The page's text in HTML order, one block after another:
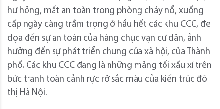
hư hỏng, mất an toàn trong phòng cháy nổ, xuống
cấp ngày càng trầm trọng ở hầu hết các khu CCC, đe
dọa đến sự an toàn của hàng chục vạn cư dân, ảnh
hưởng đến sự phát triển chung của xã hội, của Thành
phố. Các khu CCC đang là những mảng tối xấu xí trên
bức tranh toàn cảnh rực rỡ sắc màu của kiến trúc đô
thị Hà Nội.